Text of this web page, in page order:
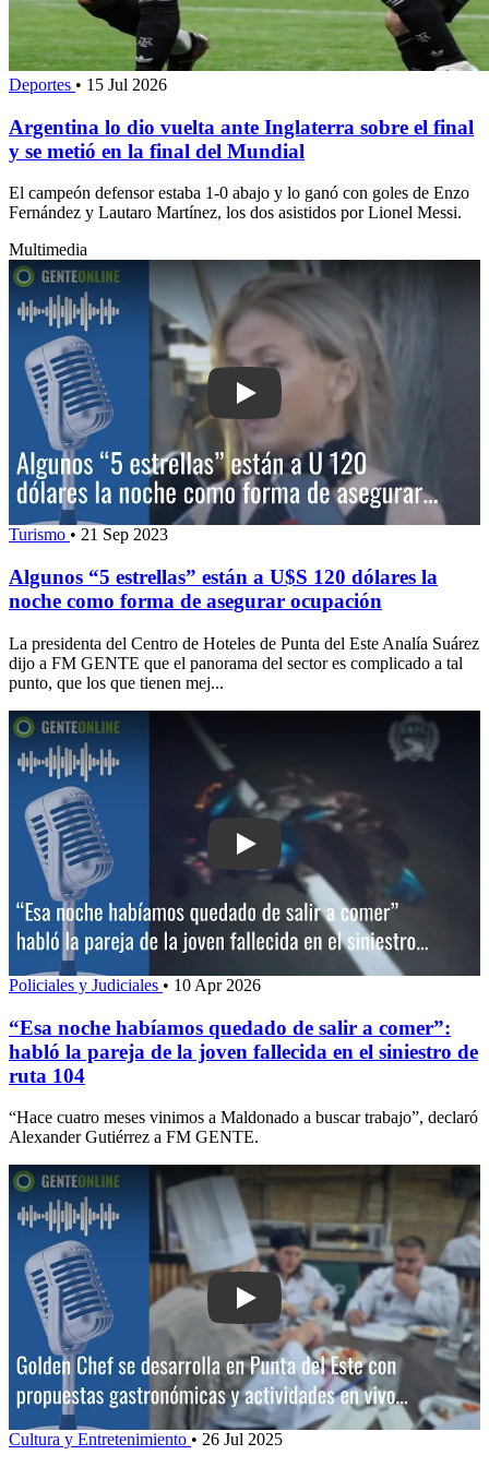
Deportes • 15 Jul 2026
Argentina lo dio vuelta ante Inglaterra sobre el final
y se metió en la final del Mundial
El campeón defensor estaba 1-0 abajo y lo ganó con goles de Enzo
Fernández y Lautaro Martínez, los dos asistidos por Lionel Messi.
Multimedia
Play: Algunos “5 estrellas” están a
Turismo • 21 Sep 2023
Algunos “5 estrellas” están a U$S 120 dólares la
noche como forma de asegurar ocupación
La presidenta del Centro de Hoteles de Punta del Este Analía Suárez
dijo a FM GENTE que el panorama del sector es complicado a tal
punto, que los que tienen mej...
Play: “Esa noche habíamos quedado
Policiales y Judiciales • 10 Apr 2026
“Esa noche habíamos quedado de salir a comer”:
habló la pareja de la joven fallecida en el siniestro de
ruta 104
“Hace cuatro meses vinimos a Maldonado a buscar trabajo”, declaró
Alexander Gutiérrez a FM GENTE.
Play: Golden Chef se desarrolla en
Cultura y Entretenimiento • 26 Jul 2025